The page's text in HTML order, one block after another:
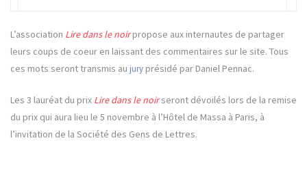
L’association Lire dans le noirpropose aux internautes de partager
leurs coups de coeur en laissant des commentaires sur le site. Tous
ces mots seront transmis au jury présidé par Daniel Pennac.
Les 3 lauréat du prix Lire dans le noirseront dévoilés lors de la remise
du prix qui aura lieu le 5 novembre à l’Hôtel de Massa à Paris, à
l’invitation de la Société des Gens de Lettres.